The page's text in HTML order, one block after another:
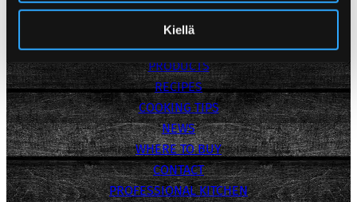
Kiellä
POPPAMIES
PRODUCTS
RECIPES
COOKING TIPS
NEWS
WHERE TO BUY
CONTACT
PROFESSIONAL KITCHEN